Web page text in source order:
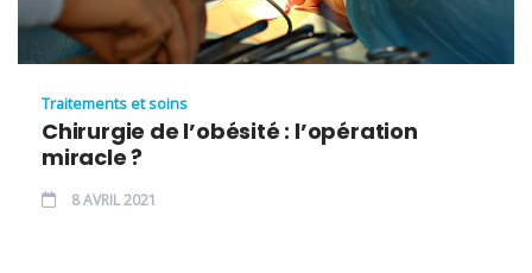
Traitements et soins
Chirurgie de l’obésité : l’opération
miracle ?
8 AVRIL 2021